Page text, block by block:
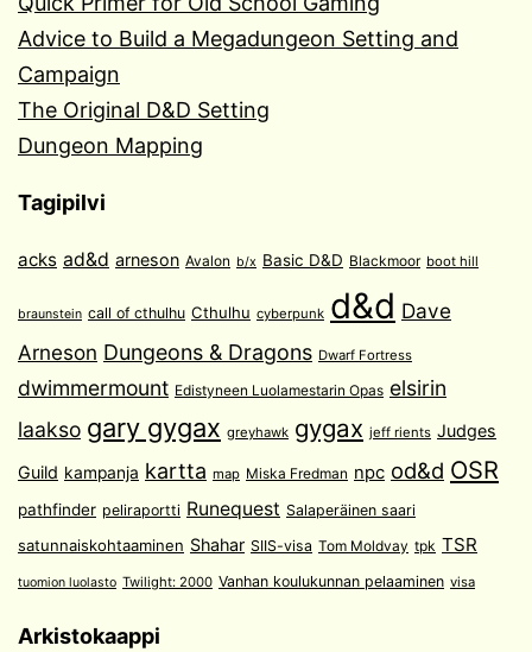
Advice to Build a Megadungeon Setting and
Campaign
The Original D&D Setting
Dungeon Mapping
Tagipilvi
acks ad&d arneson Avalon b/x Basic D&D Blackmoor boot hill
braunstein call of cthulhu Cthulhu cyberpunk d&d Dave
Arneson Dungeons & Dragons Dwarf Fortress
dwimmermount Edistyneen Luolamestarin Opas elsirin
laakso gary gygax greyhawk gygax jeff rients Judges
Guild kampanja kartta map Miska Fredman npc od&d OSR
pathfinder peliraportti Runequest Salaperäinen saari
satunnaiskohtaaminen Shahar SIIS-visa Tom Moldvay tpk TSR
tuomion luolasto Twilight: 2000 Vanhan koulukunnan pelaaminen visa
Arkistokaappi